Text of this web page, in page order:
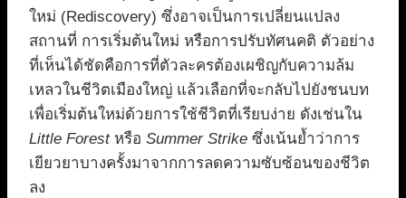
ใหม่ (Rediscovery) ซึ่งอาจเป็นการเปลี่ยนแปลง
สถานที่ การเริ่มต้นใหม่ หรือการปรับทัศนคติ ตัวอย่าง
ที่เห็นได้ชัดคือการที่ตัวละครต้องเผชิญกับความล้ม
เหลวในชีวิตเมืองใหญ่ แล้วเลือกที่จะกลับไปยังชนบท
เพื่อเริ่มต้นใหม่ด้วยการใช้ชีวิตที่เรียบง่าย ดังเช่นใน
Little Forestหรือ Summer Strike ซึ่งเน้นย้ำว่าการ
เยียวยาบางครั้งมาจากการลดความซับซ้อนของชีวิต
ลง